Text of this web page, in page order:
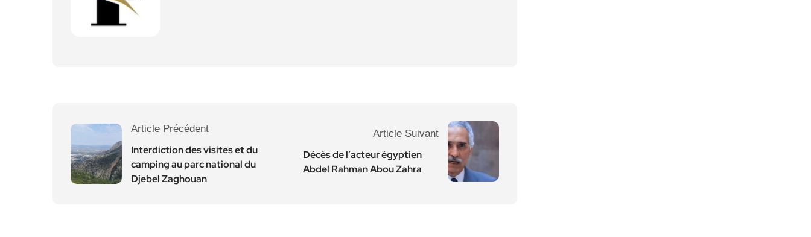
Article Précédent
Interdiction des visites et du
camping au parc national du
Djebel Zaghouan
Article Suivant
Décès de l’acteur égyptien
Abdel Rahman Abou Zahra